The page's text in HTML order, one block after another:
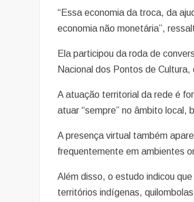
“Essa economia da troca, da
economia não monetária”,
Ela participou da roda de
Nacional dos Pontos de
A atuação territorial da rede é
atuar “sempre” no âmbito local,
A presença virtual também
frequentemente em ambientes
Além disso, o estudo indicou
territórios indígenas,